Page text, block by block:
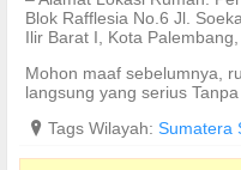
Blok Rafflesia No.6 Jl.
Ilir Barat I, Kota
Mohon maaf sebelumnya,
langsung yang serius
? Tags Wilayah: Sumatera